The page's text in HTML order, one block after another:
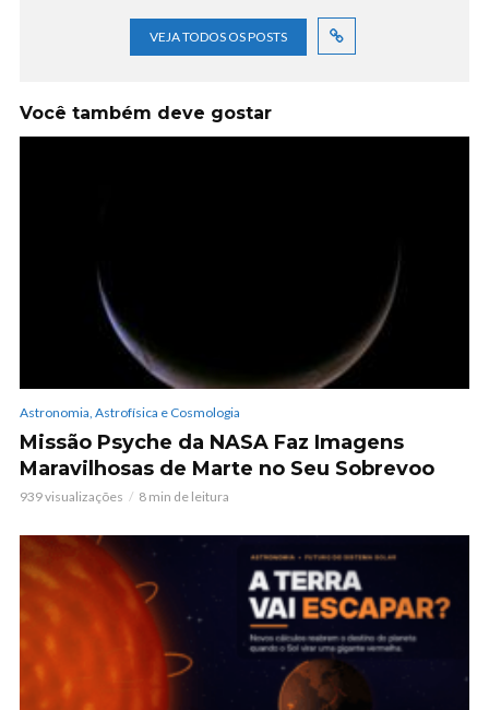
VEJA TODOS OS POSTS
Você também deve gostar
Astronomia, Astrofísica e Cosmologia
Missão Psyche da NASA Faz Imagens
Maravilhosas de Marte no Seu Sobrevoo
939 visualizações 8 min de leitura